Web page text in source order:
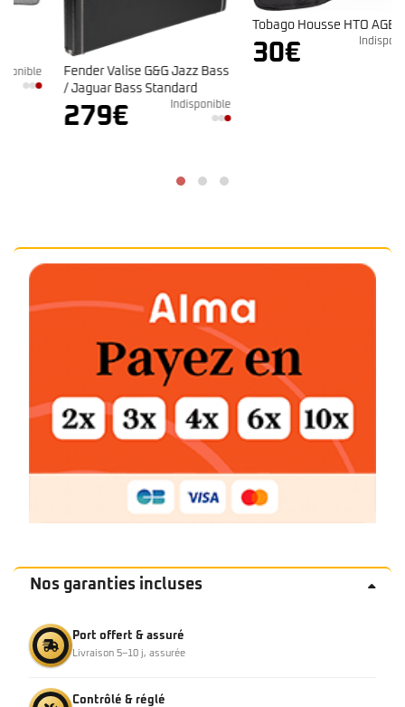
Fender Valise G&G Jazz Bass
/ Jaguar Bass Standard
279€ Indisponible
Tobago Housse HTO AGB20B
€ Indisponible
Nos garanties incluses
Port offert & assuré
Livraison 5–10 j, assurée
Contrôlé & réglé